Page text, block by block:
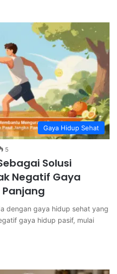
Gaya Hidup Sehat
5
Solusi
Negatif Gaya
dengan gaya hidup sehat yang
gaya hidup pasif, mulai